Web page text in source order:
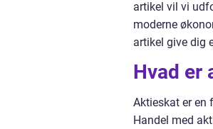
artikel vil vi
moderne
artikel give dig
Hvad er
Aktieskat er en
Handel med